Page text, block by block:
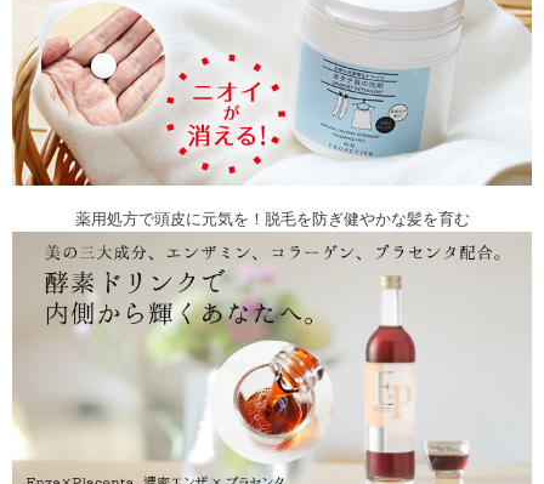
薬用処方で頭皮に元気を！脱毛を防ぎ健やかな髪を育む